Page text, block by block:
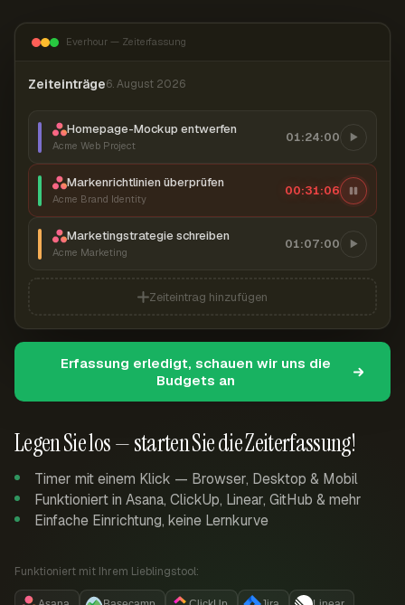
Legen Sie los — starten Sie die Zeiterfassung!
Timer mit einem Klick — Browser, Desktop & Mobil
Funktioniert in Asana, ClickUp, Linear, GitHub & mehr
Einfache Einrichtung, keine Lernkurve
Funktioniert mit Ihrem Lieblingstool:
Everhour — Zeiterfassung
Zeiteinträge6. August 2026
Homepage-Mockup entwerfen
Acme Web Project
01:24:00
Markenrichtlinien überprüfen
Acme Brand Identity
00:31:07
Marketingstrategie schreiben
Acme Marketing
01:07:00
Zeiteintrag hinzufügen
Erfassung erledigt, schauen wir uns die
Budgets an